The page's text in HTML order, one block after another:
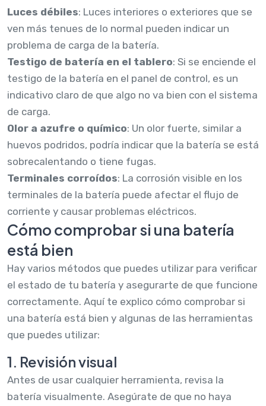
Luces débiles: Luces interiores o exteriores que se
ven más tenues de lo normal pueden indicar un
problema de carga de la batería.
Testigo de batería en el tablero: Si se enciende el
testigo de la batería en el panel de control, es un
indicativo claro de que algo no va bien con el sistema
de carga.
Olor a azufre o químico: Un olor fuerte, similar a
huevos podridos, podría indicar que la batería se está
sobrecalentando o tiene fugas.
Terminales corroídos: La corrosión visible en los
terminales de la batería puede afectar el flujo de
corriente y causar problemas eléctricos.
Cómo comprobar si una batería
está bien
Hay varios métodos que puedes utilizar para verificar
el estado de tu batería y asegurarte de que funcione
correctamente. Aquí te explico cómo comprobar si
una batería está bien y algunas de las herramientas
que puedes utilizar:
1. Revisión visual
Antes de usar cualquier herramienta, revisa la
batería visualmente. Asegúrate de que no haya